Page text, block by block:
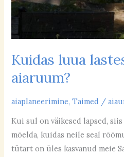
Kuidas luua
aiaruum?
aiaplaneerimine,Taimed /
Kui sul on väikesed lapsed,
mõelda, kuidas neile seal
tütart on üles kasvanud meie